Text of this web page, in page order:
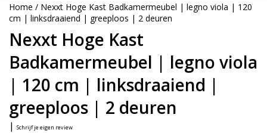
Home / Nexxt Hoge Kast Badkamermeubel | legno viola | 120
cm | linksdraaiend | greeploos | 2 deuren
Nexxt Hoge Kast
Badkamermeubel | legno viola
| 120 cm | linksdraaiend |
greeploos | 2 deuren
| Schrijf je eigen review